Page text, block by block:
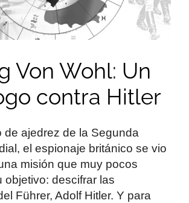
Von Wohl: Un
contra Hitler
de ajedrez de la Segunda
el espionaje británico se vio
misión que muy pocos
objetivo: descifrar las
Führer, Adolf Hitler. Y para